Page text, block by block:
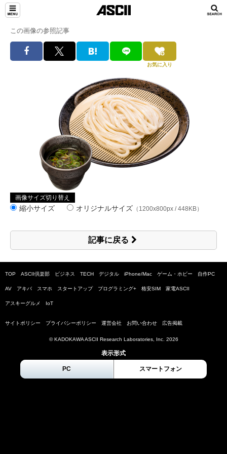
この画像の参照記事
お気に入り
画像サイズ切り替え
縮小サイズ オリジナルサイズ （1200x800px / 448KB）
記事に戻る
TOP ASCII倶楽部 ビジネス TECH デジタル iPhone/Mac ゲーム・ホビー 自作PC
AV アキバ スマホ スタートアップ プログラミング+ 格安SIM 家電ASCII
アスキーグルメ IoT
サイトポリシー プライバシーポリシー 運営会社 お問い合わせ 広告掲載
© KADOKAWA ASCII Research Laboratories, Inc. 2026
表示形式
PC スマートフォン